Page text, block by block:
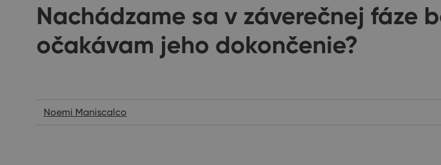
Nachádzame sa v záverečnej fáze
očakávam jeho dokončenie?
Noemi Maniscalco